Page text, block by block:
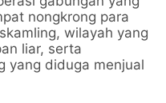
nongkrong para
wilayah yang
liar, serta
yang diduga menjual